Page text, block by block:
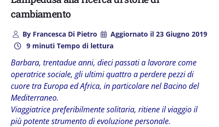
cambiamento
ByFrancesca Di Pietro Aggiornato il 23 Giugno 2019
9 minuti Tempo di lettura
Barbara, trentadue anni, dieci passati a lavorare come
operatrice sociale, gli ultimi quattro a perdere pezzi di
cuore tra Europa ed Africa, in particolare nel Bacino del
Mediterraneo.
Viaggiatrice preferibilmente solitaria, ritiene il viaggio il
più potente strumento di evoluzione personale.